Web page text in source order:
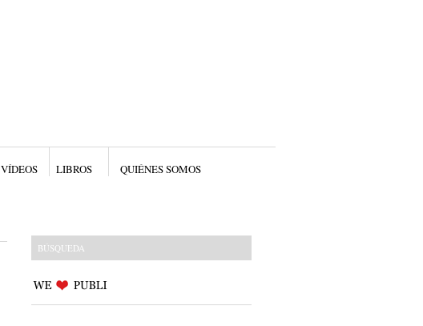
VÍDEOS LIBROS QUIÉNES SOMOS